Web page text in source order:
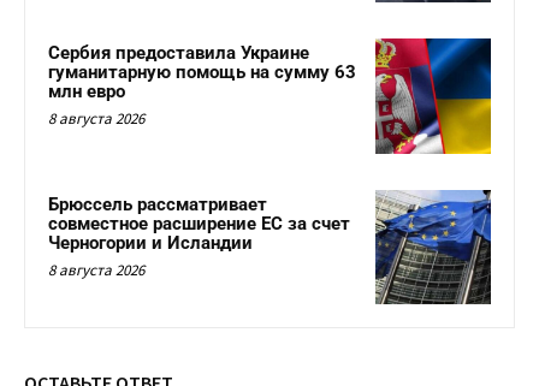
Сербия предоставила Украине
гуманитарную помощь на сумму 63
млн евро
8 августа 2026
Брюссель рассматривает
совместное расширение ЕС за счет
Черногории и Исландии
8 августа 2026